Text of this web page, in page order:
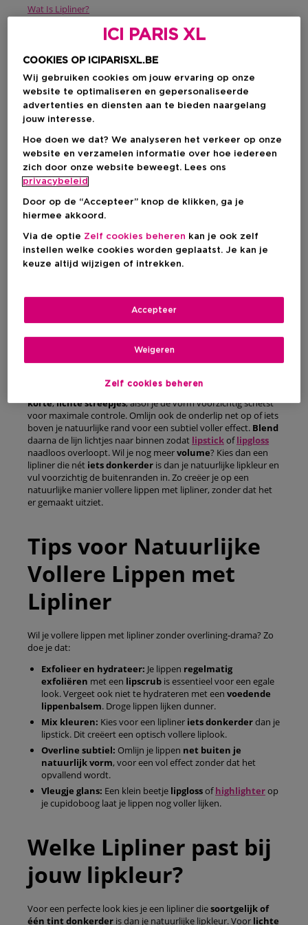
Wat Is Lipliner?
Tips voor Natuurlijke Vollere Lippen met Lipliner
Lipliner vs. Lip Stain: Wat is het Verschil en Welke kiezen?
Wat Is Lipliner?
Lipliner (of lippotlood) is lip make-up waarmee je de
natuurlijke
contour van je lippen accentueert of subtiel
corrigeert. Het helpt je lippenstift op zijn plek te houden,
voorkomt dat het uitloopt en geeft je lippen een mooi
gedefinieerde shape. Kies je voor eenpotlood, een
linerof eentwist‑up variant ? De
bepaalt hoe
scherp of zacht je look wordt. Een
definitie, terwijl een creamy formule zorgt voor eensmooth
en natuurlijk resultaat. Kortom, een klein hulpmiddel met
een groot effect dat je lippen voller, strakker en verzorgd laat
Zo accentueer je jouw
Lippen met Lipliner
cupidoboog en zet eenzachte “V”
mooi gelifte look. Werk vervolgensnaar buiten
korte,lichtestreepjes, alsof je de vorm voorzichtig schetst
voor maximale controle. Omlijn ook de onderlip net op of iets
boven je natuurlijke rand voor een subtiel voller effect. Blend
daarna de lijn lichtjes naar binnen zodat lipstickoflipgloss
naadloos overloopt. Wil je nog meervolume? Kies dan een
lipliner die nét iets donkerder is dan je natuurlijke lipkleur en
vul voorzichtig de buitenranden in. Zo creëer je op een
natuurlijke manier vollere lippen met lipliner, zonder dat het
er gemaakt uitziet.
Tips voor Natuurlijke
Vollere Lippen met
Lipliner
Wil je vollere lippen met lipliner zonder overlining‑drama? Zo
doe je dat:
Exfolieer en hydrateer: Je lippen regelmatig
exfoliëren met een lipscrub is essentieel voor een egale
look. Vergeet ook niet te hydrateren met een voedende
lippenbalsem. Droge lippen lijken dunner.
Mix kleuren: Kies voor een lipliner iets donkerderdan je
lipstick. Dit creëert een optisch vollere liplook.
Overline subtiel: Omlijn je lippen net buiten je
natuurlijk vorm, voor een vol effect zonder dat het
opvallend wordt.
Vleugje glans: Een klein beetje lipglossofhighlighterop
je cupidoboog laat je lippen nog voller lijken.
Welke Lipliner past bij
jouw lipkleur?
Voor een perfecte look kies je een lipliner diesoortgelijk of
één tint donkerder is dan je natuurlijke lipkleur. Voor lichte
ICI PARIS XL
COOKIES OP ICIPARISXL.BE
Wij gebruiken cookies om jouw ervaring op onze
website te optimaliseren en gepersonaliseerde
advertenties en diensten aan te bieden naargelang
jouw interesse.
Hoe doen we dat? We analyseren het verkeer op onze
website en verzamelen informatie over hoe iedereen
zich door onze website beweegt. Lees ons
privacybeleid
Door op de “Accepteer” knop de klikken, ga je
hiermee akkoord.
Via de optie Zelf cookies beheren kan je ook zelf
instellen welke cookies worden geplaatst. Je kan je
keuze altijd wijzigen of intrekken.
Zelf cookies beheren
Weigeren
Accepteer